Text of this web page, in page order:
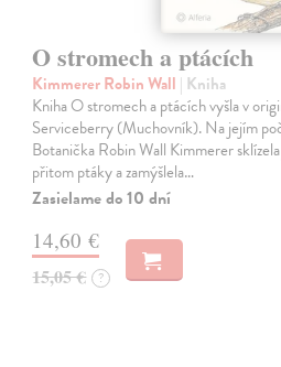
O stromech a ptácích
Kimmerer Robin Wall | Kniha
Kniha O stromech a ptácích vyšla v
Serviceberry (Muchovník). Na jejím
Botanička Robin Wall Kimmerer
přitom ptáky a zamýšlela…
Zasielame do 10 dní
14,60 €
15,05 € ?